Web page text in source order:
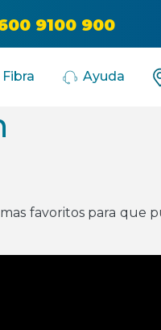
9100 900
Ayuda
favoritos para que